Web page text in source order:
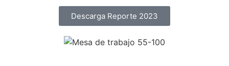
Descarga Reporte 2023